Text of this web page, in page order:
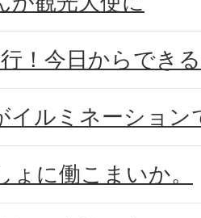
！今日からでき
イルミネーショ
ょに働こまいか。